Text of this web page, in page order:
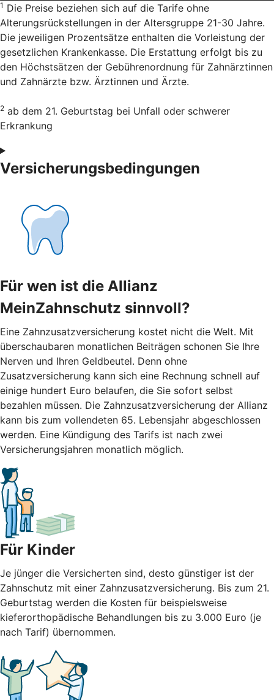
1 Die Preise beziehen sich auf die Tarife ohne
Alterungsrückstellungen in der Altersgruppe 21-30 Jahre.
Die jeweiligen Prozentsätze enthalten die Vorleistung der
gesetzlichen Krankenkasse. Die Erstattung erfolgt bis zu
den Höchstsätzen der Gebührenordnung für Zahnärztinnen
und Zahnärzte bzw. Ärztinnen und Ärzte.
2 ab dem 21. Geburtstag bei Unfall oder schwerer
Erkrankung
Versicherungsbedingungen
Für wen ist die Allianz
MeinZahnschutz sinnvoll?
Eine Zahnzusatzversicherung kostet nicht die Welt. Mit
überschaubaren monatlichen Beiträgen schonen Sie Ihre
Nerven und Ihren Geldbeutel. Denn ohne
Zusatzversicherung kann sich eine Rechnung schnell auf
einige hundert Euro belaufen, die Sie sofort selbst
bezahlen müssen. Die Zahnzusatzversicherung der Allianz
kann bis zum vollendeten 65. Lebensjahr abgeschlossen
werden. Eine Kündigung des Tarifs ist nach zwei
Versicherungsjahren monatlich möglich.
Für Kinder
Je jünger die Versicherten sind, desto günstiger ist der
Zahnschutz mit einer Zahnzusatzversicherung. Bis zum 21.
Geburtstag werden die Kosten für beispielsweise
kieferorthopädische Behandlungen bis zu 3.000 Euro (je
nach Tarif) übernommen.